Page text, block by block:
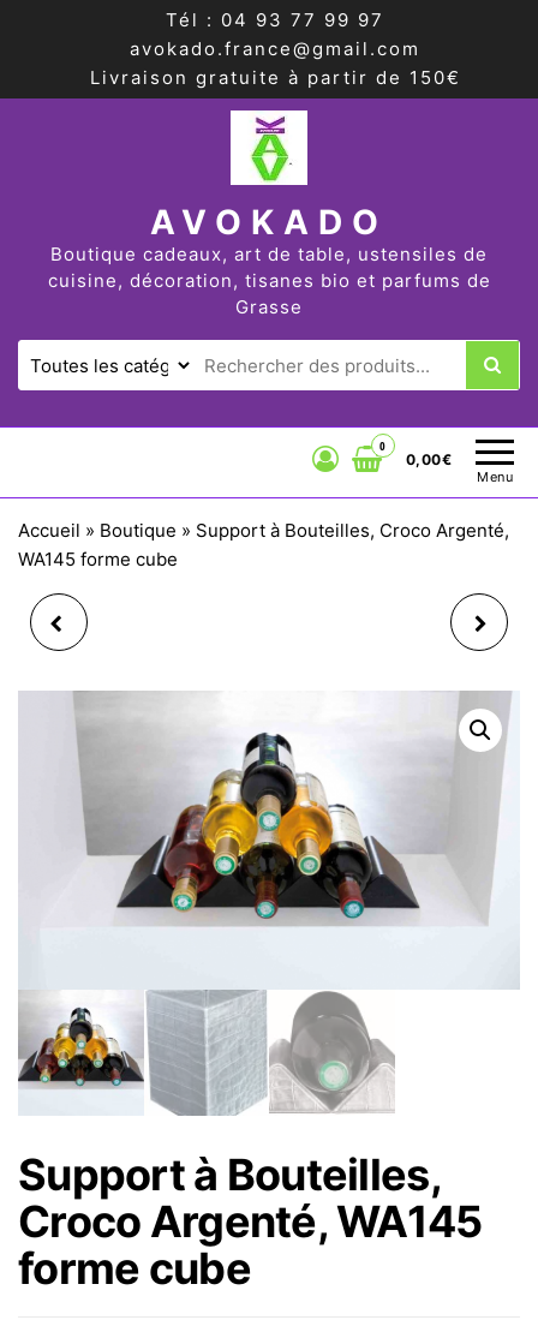
Tél : 04 93 77 99 97
avokado.france@gmail.com
Livraison gratuite à partir de 150€
AVOKADO
Boutique cadeaux, art de table, ustensiles de
cuisine, décoration, tisanes bio et parfums de
Grasse
Menu
0
0,00€
Accueil » Boutique » Support à Bouteilles, Croco Argenté,
WA145 forme cube
EN VERRE 7X9 CM POLYRESIN BLANC
AVEC PAILLETTES DE
NEIGE 8X9X5CM 2ASS
(MODÈLE ALÉATOIRE)
Support à Bouteilles,
Croco Argenté, WA145
forme cube